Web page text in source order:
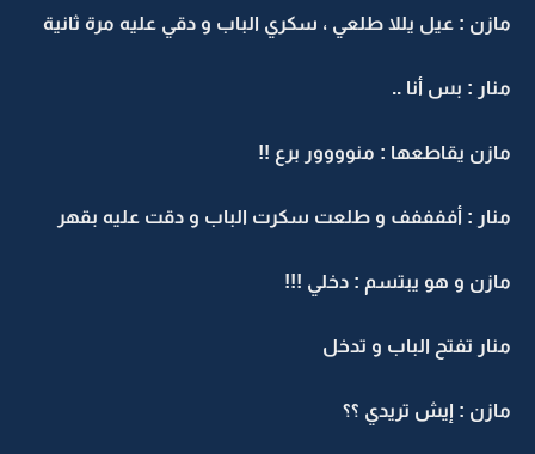
مازن : عيل يللا طلعي ، سكري الباب و دقي عليه مرة ثانية
منار : بس أنا ..
مازن يقاطعها : منوووور برع !!
منار : أففففف و طلعت سكرت الباب و دقت عليه بقهر
مازن و هو يبتسم : دخلي !!!
منار تفتح الباب و تدخل
مازن : إيش تريدي ؟؟